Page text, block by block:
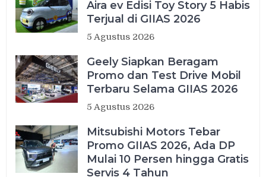
Aira ev Edisi Toy Story 5 Habis
Terjual di GIIAS 2026
5 Agustus 2026
Geely Siapkan Beragam
Promo dan Test Drive Mobil
Terbaru Selama GIIAS 2026
5 Agustus 2026
Mitsubishi Motors Tebar
Promo GIIAS 2026, Ada DP
Mulai 10 Persen hingga Gratis
Servis 4 Tahun